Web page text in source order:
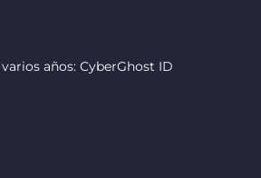
años: CyberGhost ID